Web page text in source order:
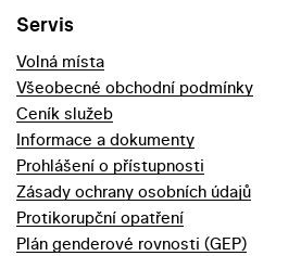
Servis
Volná místa
Všeobecné obchodní podmínky
Ceník služeb
Informace a dokumenty
Prohlášení o přístupnosti
Zásady ochrany osobních údajů
Protikorupční opatření
Plán genderové rovnosti (GEP)